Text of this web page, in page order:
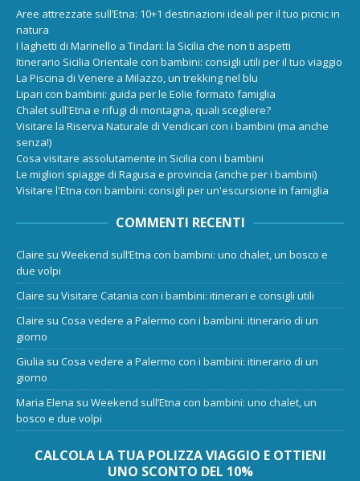
Aree attrezzate sull’Etna: 10+1 destinazioni ideali per il tuo picnic in
natura
I laghetti di Marinello a Tindari: la Sicilia che non ti aspetti
Itinerario Sicilia Orientale con bambini: consigli utili per il tuo viaggio
La Piscina di Venere a Milazzo, un trekking nel blu
Lipari con bambini: guida per le Eolie formato famiglia
Chalet sull'Etna e rifugi di montagna, quali scegliere?
Visitare la Riserva Naturale di Vendicari con i bambini (ma anche
senza!)
Cosa visitare assolutamente in Sicilia con i bambini
Le migliori spiagge di Ragusa e provincia (anche per i bambini)
Visitare l'Etna con bambini: consigli per un'escursione in famiglia
COMMENTI RECENTI
Claire su Weekend sull’Etna con bambini: uno chalet, un bosco e
due volpi
Claire su Visitare Catania con i bambini: itinerari e consigli utili
Claire su Cosa vedere a Palermo con i bambini: itinerario di un
giorno
Giulia su Cosa vedere a Palermo con i bambini: itinerario di un
giorno
Maria Elena su Weekend sull’Etna con bambini: uno chalet, un
bosco e due volpi
CALCOLA LA TUA POLIZZA VIAGGIO E OTTIENI
UNO SCONTO DEL 10%